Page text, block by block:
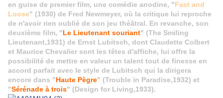
en guise de premier film, une comédie anodine, "Fast and
Loose" (1930) de Fred Newmeyer, où la critique lui reproche
de n'avoir rien oublié de son jeu théâtral. En revanche, son
deuxième film, "Le Lieutenant souriant" (The Smiling
Lieutenant,1931) de Ernst Lubitsch, dont Claudette Colbert
et Maurice Chevalier sont les têtes d'affiche, lui offre la
possibilité de mettre en valeur un talent tout de finesse en
accord parfait avec le style de Lubitsch qui la dirigera
encore dans "Haute Pègre" (Trouble in Paradise,1932) et
"Sérénade à trois" (Design for Living,1933).